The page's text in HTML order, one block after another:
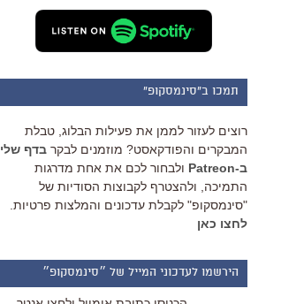
תמכו ב"סינמסקופ"
רוצים לעזור לממן את פעילות הבלוג, טבלת
המבקרים והפודקאסט? מוזמנים לבקר בדף שלי
ב-Patreon
ולבחור לכם את אחת מדרגות
התמיכה, ולהצטרף לקבוצות הסודיות של
"סינמסקופ" לקבלת עדכונים והמלצות פרטיות.
לחצו כאן
הירשמו לעדכוני המייל של ״סינמסקופ״